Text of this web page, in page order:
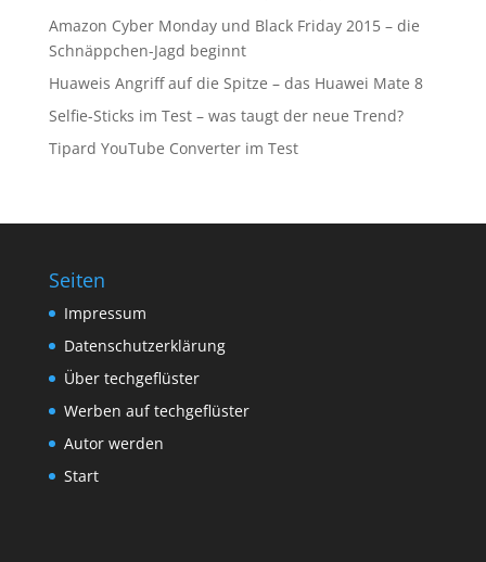
Amazon Cyber Monday und Black Friday 2015 – die
Schnäppchen-Jagd beginnt
Huaweis Angriff auf die Spitze – das Huawei Mate 8
Selfie-Sticks im Test – was taugt der neue Trend?
Tipard YouTube Converter im Test
Seiten
Impressum
Datenschutzerklärung
Über techgeflüster
Werben auf techgeflüster
Autor werden
Start